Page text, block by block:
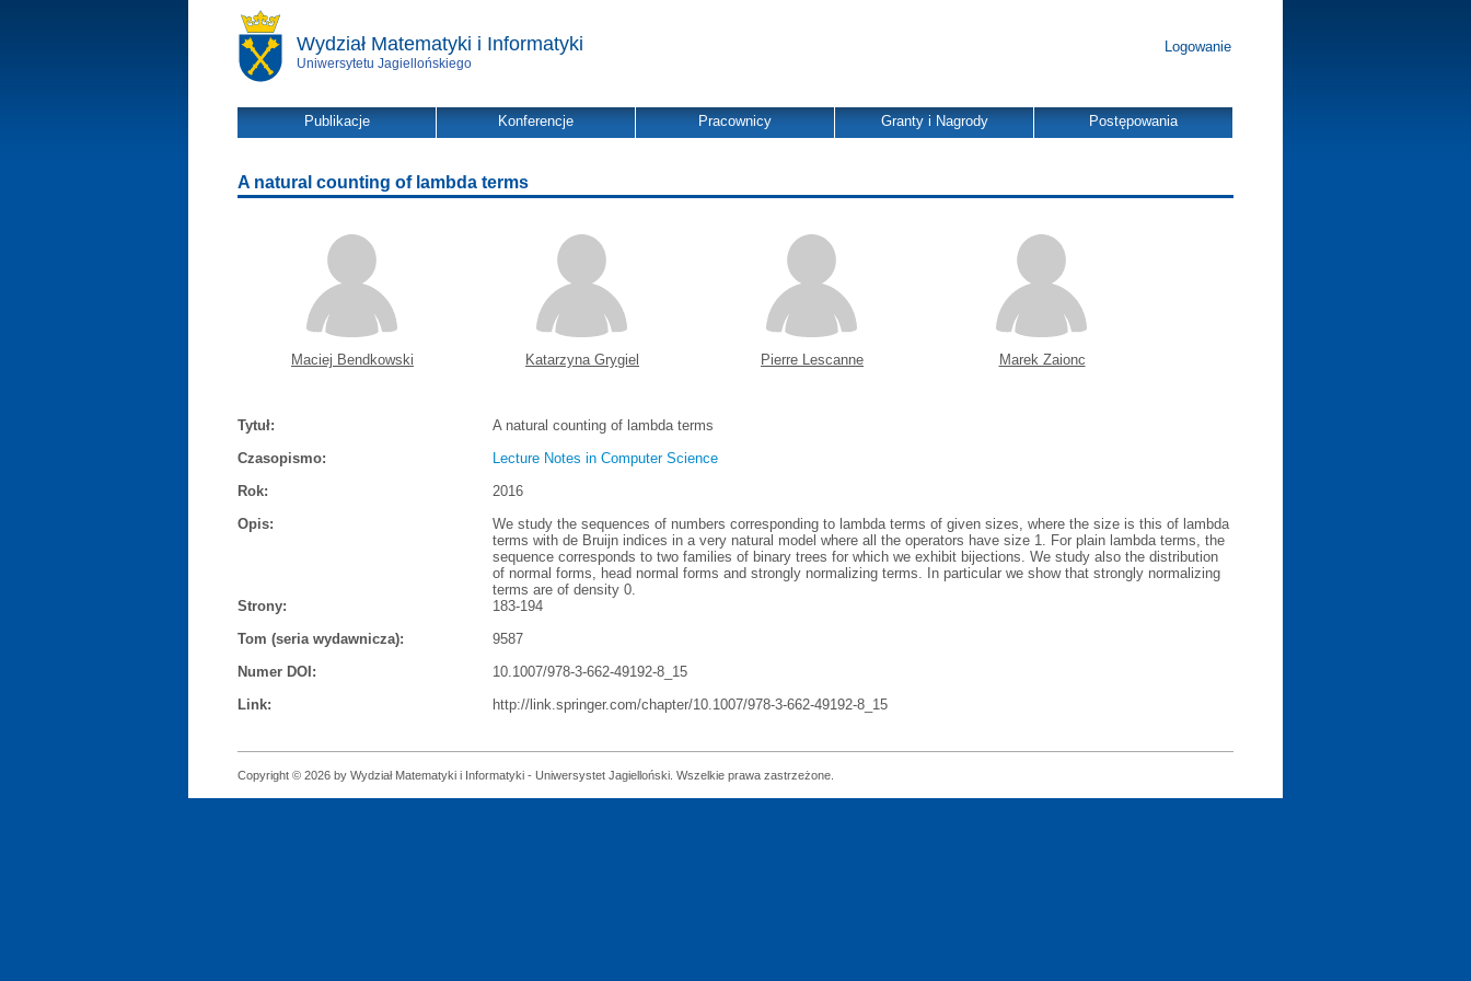
Wydział Matematyki i Informatyki
Uniwersytetu Jagiellońskiego
Logowanie
Publikacje Konferencje Pracownicy Granty i Nagrody Postępowania
A natural counting of lambda terms
Maciej Bendkowski Katarzyna Grygiel Pierre Lescanne Marek Zaionc
Tytuł:
A natural counting of lambda terms
Czasopismo:
Lecture Notes in Computer Science
Rok:
2016
Opis:
We study the sequences of numbers corresponding to lambda terms of given sizes, where the size is this of lambda
terms with de Bruijn indices in a very natural model where all the operators have size 1. For plain lambda terms, the
sequence corresponds to two families of binary trees for which we exhibit bijections. We study also the distribution
of normal forms, head normal forms and strongly normalizing terms. In particular we show that strongly normalizing
terms are of density 0.
Strony:
183-194
Tom (seria wydawnicza):
9587
Numer DOI:
10.1007/978-3-662-49192-8_15
Link:
http://link.springer.com/chapter/10.1007/978-3-662-49192-8_15
Copyright © 2026 by Wydział Matematyki i Informatyki - Uniwersystet Jagielloński. Wszelkie prawa zastrzeżone.